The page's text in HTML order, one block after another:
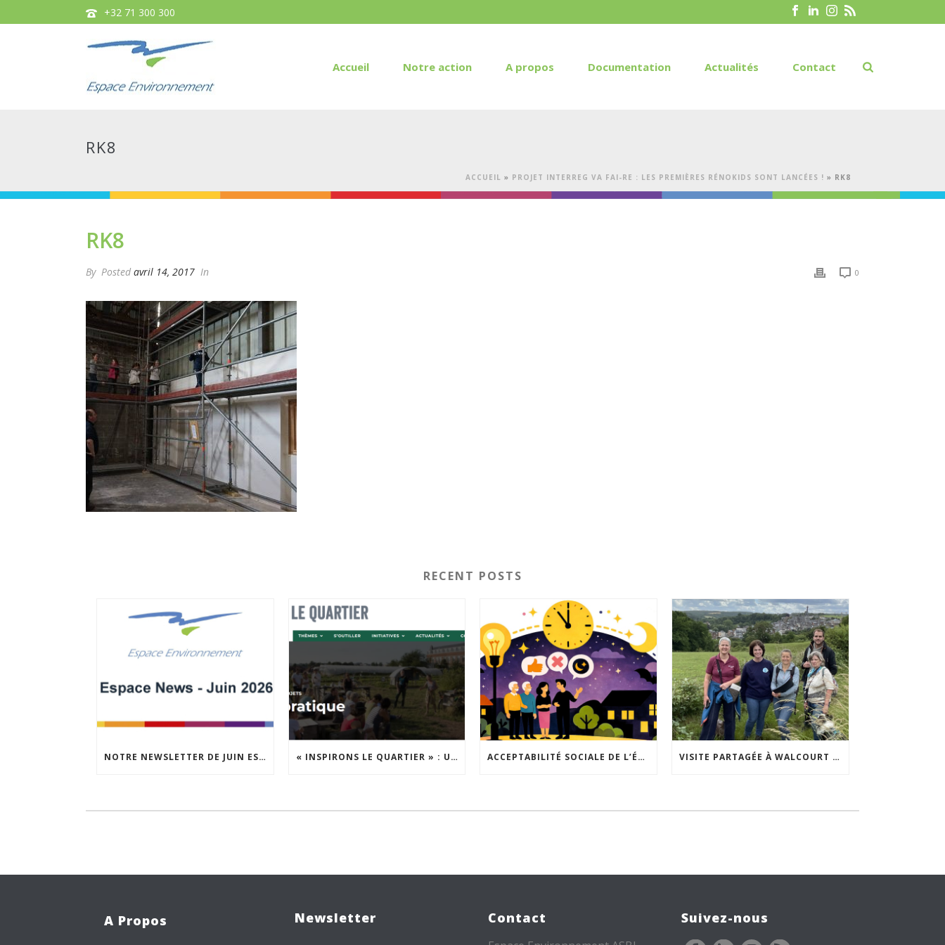
+32 71 300 300
Accueil Notre action A propos Documentation Actualités Contact
RK8
ACCUEIL » PROJET INTERREG VA FAI-RE : LES PREMIÈRES RÉNOKIDS SONT LANCÉES ! » RK8
RK8
By Posted avril 14, 2017 In 0
RECENT POSTS
NOTRE NEWSLETTER DE JUIN EST EN LIGNE ! « INSPIRONS LE QUARTIER » : UN NOUVEL APPEL À PROJETS EST LANCÉ ! ACCEPTABILITÉ SOCIALE DE L’ÉCLAIRAGE NOCTURNE : LE REPLAY EST DISPONIBLE VISITE PARTAGÉE À WALCOURT : UNE DÉMARCHE PARTICIPATIVE ANIMÉE PAR ESPACE ENVIRONNEMENT
A Propos Newsletter Contact Suivez-nous